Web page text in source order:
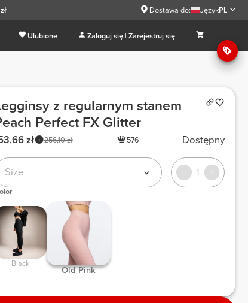
Dostawa do: JęzykPL
Ulubione Zaloguj się | Zarejestruj się
z regularnym stanem
Perfect FX Glitter
256,10 zł
zł 576 Dostępny
Size 1
Black
Old Pink